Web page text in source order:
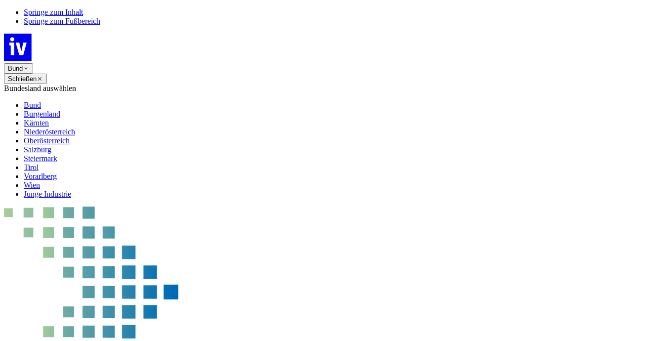
Springe zum Inhalt
Springe zum Fußbereich
Bund
Schließen
Bundesland auswählen
Bund
Burgenland
Kärnten
Niederösterreich
Oberösterreich
Salzburg
Steiermark
Tirol
Vorarlberg
Wien
Junge Industrie